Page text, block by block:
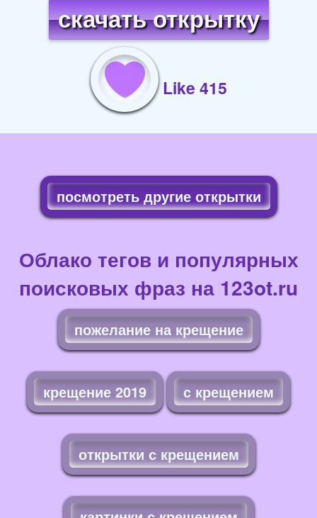
скачать открытку
Like 415
посмотреть другие открытки
Облако тегов и популярных
поисковых фраз на 123ot.ru
пожелание на крещение
крещение 2019 с крещением
открытки с крещением